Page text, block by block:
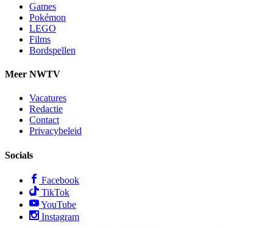
Games
Pokémon
LEGO
Films
Bordspellen
Meer NWTV
Vacatures
Redactie
Contact
Privacybeleid
Socials
Facebook
TikTok
YouTube
Instagram